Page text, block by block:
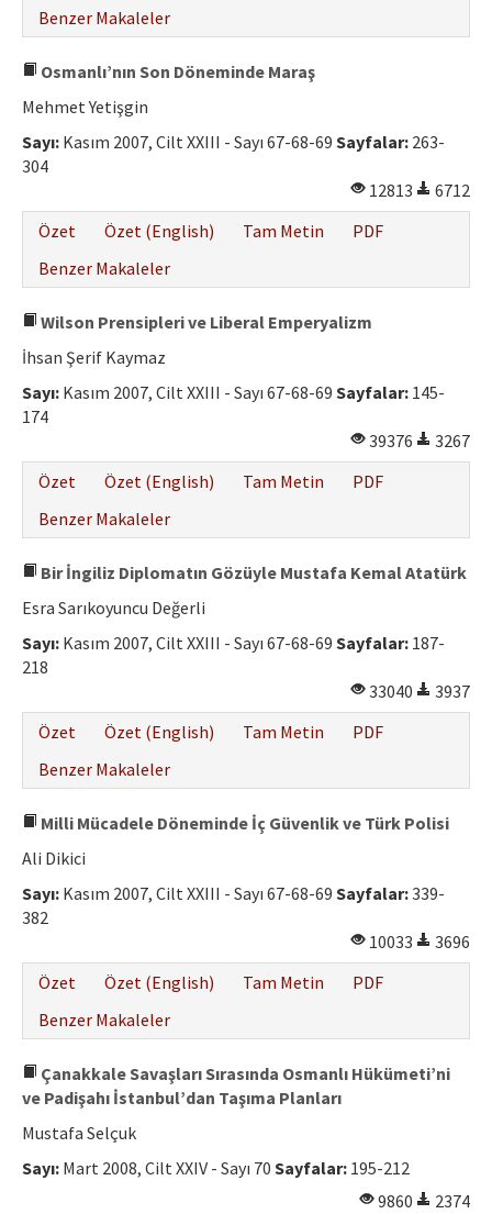
Benzer Makaleler
Osmanlı’nın Son Döneminde Maraş
Mehmet Yetişgin
Sayı: Kasım 2007, Cilt XXIII - Sayı 67-68-69 Sayfalar: 263-
304
12813
6712
Özet
Özet (English) Tam Metin
PDF
Benzer Makaleler
Wilson Prensipleri ve Liberal Emperyalizm
İhsan Şerif Kaymaz
Sayı: Kasım 2007, Cilt XXIII - Sayı 67-68-69 Sayfalar: 145-
174
39376
3267
Özet
Özet (English) Tam Metin
PDF
Benzer Makaleler
Bir İngiliz Diplomatın Gözüyle Mustafa Kemal Atatürk
Esra Sarıkoyuncu Değerli
Sayı: Kasım 2007, Cilt XXIII - Sayı 67-68-69 Sayfalar: 187-
218
33040
3937
Özet
Özet (English) Tam Metin
PDF
Benzer Makaleler
Milli Mücadele Döneminde İç Güvenlik ve Türk Polisi
Ali Dikici
Sayı: Kasım 2007, Cilt XXIII - Sayı 67-68-69 Sayfalar:339-
382
10033
3696
Özet
Özet (English) Tam Metin
PDF
Benzer Makaleler
Çanakkale Savaşları Sırasında Osmanlı Hükümeti’ni
ve Padişahı İstanbul’dan Taşıma Planları
Mustafa Selçuk
Sayı: Mart 2008, Cilt XXIV - Sayı 70 Sayfalar: 195-212
9860
2374